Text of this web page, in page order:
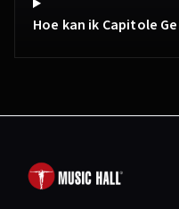
Hoe kan ik Capitole